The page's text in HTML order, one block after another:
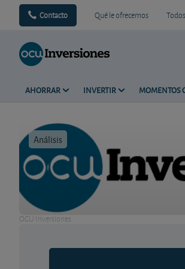
Contacto Qué le ofrecemos
AHORRAR INVERTIR MOMENTOS
Análisis
OCU Inversiones